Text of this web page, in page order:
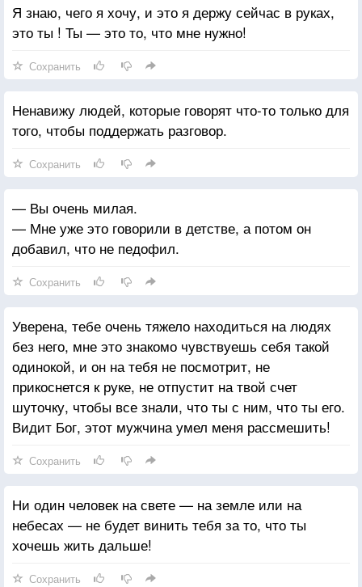
Я знаю, чего я хочу, и это я держу сейчас в руках,
это ты ! Ты — это то, что мне нужно!
Сохранить
Ненавижу людей, которые говорят что-то только для
того, чтобы поддержать разговор.
Сохранить
— Вы очень милая.
— Мне уже это говорили в детстве, а потом он
добавил, что не педофил.
Сохранить
Уверена, тебе очень тяжело находиться на людях
без него, мне это знакомо чувствуешь себя такой
одинокой, и он на тебя не посмотрит, не
прикоснется к руке, не отпустит на твой счет
шуточку, чтобы все знали, что ты с ним, что ты его.
Видит Бог, этот мужчина умел меня рассмешить!
Сохранить
Ни один человек на свете — на земле или на
небесах — не будет винить тебя за то, что ты
хочешь жить дальше!
Сохранить